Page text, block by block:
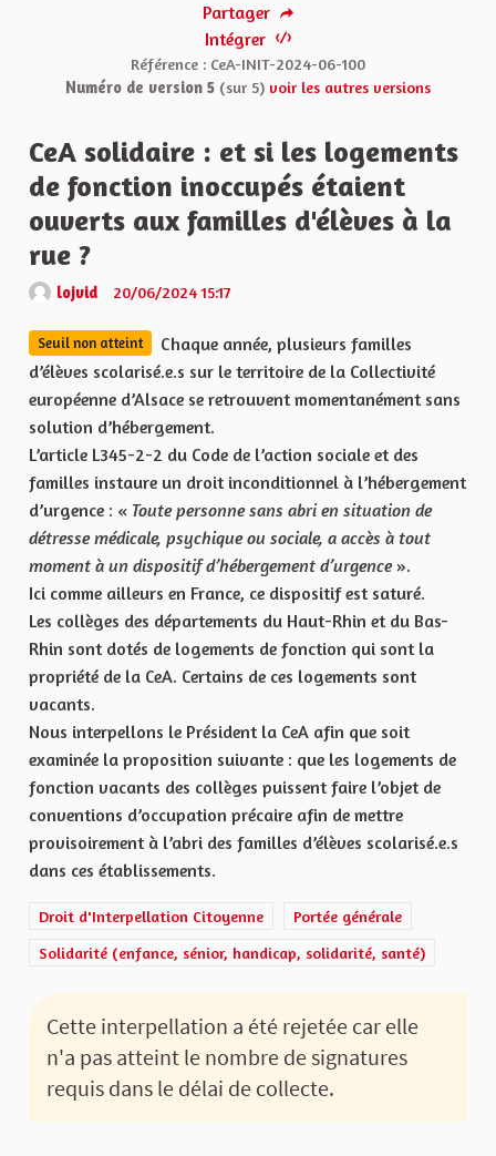
Partager
Intégrer
Référence : CeA-INIT-2024-06-100
Numéro de version 5 (sur 5) voir les autres versions
CeA solidaire : et si les logements
de fonction inoccupés étaient
ouverts aux familles d'élèves à la
rue ?
lojvid 20/06/2024 15:17
Seuil non atteint
Chaque année, plusieurs familles
d’élèves scolarisé.e.s sur le territoire de la Collectivité
européenne d’Alsace se retrouvent momentanément sans
solution d’hébergement.
L’article L345-2-2 du Code de l’action sociale et des
familles instaure un droit inconditionnel à l’hébergement
d’urgence : « Toute personne sans abri en situation de
détresse médicale, psychique ou sociale, a accès à tout
moment à un dispositif d’hébergement d’urgence».
Ici comme ailleurs en France, ce dispositif est saturé.
Les collèges des départements du Haut-Rhin et du Bas-
Rhin sont dotés de logements de fonction qui sont la
propriété de la CeA. Certains de ces logements sont
vacants.
Nous interpellons le Président la CeA afin que soit
examinée la proposition suivante : que les logements de
fonction vacants des collèges puissent faire l’objet de
conventions d’occupation précaire afin de mettre
provisoirement à l’abri des familles d’élèves scolarisé.e.s
dans ces établissements.
Droit d'Interpellation Citoyenne
Portée générale
Solidarité (enfance, sénior, handicap, solidarité, santé)
Cette interpellation a été rejetée car elle
n'a pas atteint le nombre de signatures
requis dans le délai de collecte.